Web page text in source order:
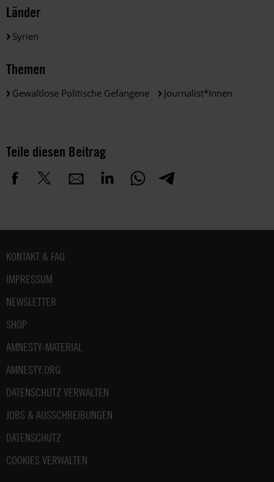
Länder
Syrien
Themen
Gewaltlose Politische Gefangene Journalist*innen
Teile diesen Beitrag
Fußbereich
KONTAKT & FAQ
IMPRESSUM
NEWSLETTER
SHOP
AMNESTY-MATERIAL
AMNESTY.ORG
DATENSCHUTZ VERWALTEN
JOBS & AUSSCHREIBUNGEN
DATENSCHUTZ
COOKIES VERWALTEN